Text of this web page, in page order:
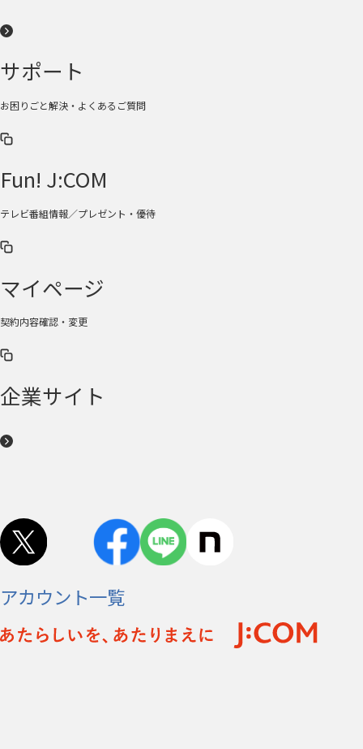
サポート
お困りごと解決・よくあるご質問
Fun! J:COM
テレビ番組情報／プレゼント・優待
マイページ
契約内容確認・変更
企業サイト
アカウント一覧